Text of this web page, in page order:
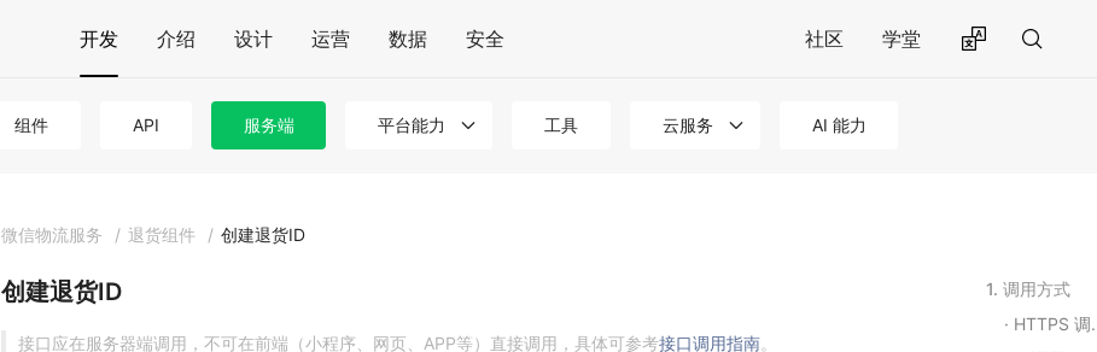
开发 介绍 设计 运营 数据 安全 社区 学堂
组件 API 服务端 平台能力 工具 云服务 AI 能力
微信物流服务 / 退货组件 / 创建退货ID
创建退货ID
接口应在服务器端调用，不可在前端（小程序、网页、APP等）直接调用，具体可参考接口调用指南。
1. 调用方式
HTTPS 调用